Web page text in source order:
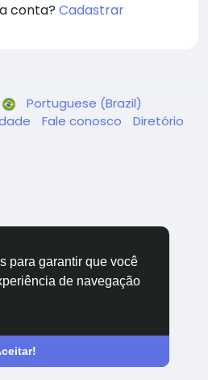
para garantir que você
de navegação
conta? Cadastrar
Portuguese (Brazil)
Fale conosco Diretório